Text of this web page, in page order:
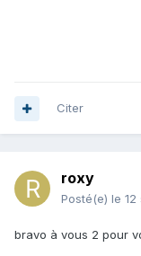
Citer
roxy
Posté(e) le 12
bravo à vous 2 pour